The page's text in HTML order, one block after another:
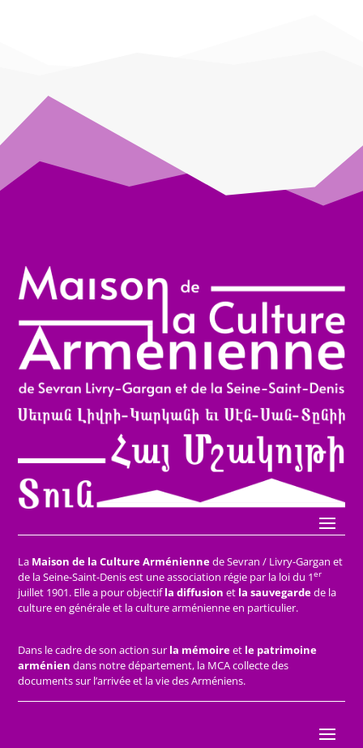
La Maison de la Culture Arméniennede Sevran / Livry-Gargan et
de la Seine-Saint-Denis est une association régie par la loi du 1er
juillet 1901. Elle a pour objectifla diffusion et la sauvegardede la
culture en générale et la culture arménienne en particulier.
Dans le cadre de son action sur la mémoireet le patrimoine
arménien dans notre département, la MCA collecte des
documents sur l’arrivée et la vie des Arméniens.